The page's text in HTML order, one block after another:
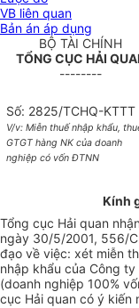
VB liên quan
Bản án áp dụng
BỘ TÀI CHÍNH
TỔNG CỤC HẢI
--------
Số: 2825/TCHQ-KTTT
V/v: Miễn thuế nhập khẩu,
GTGT hàng NK của doanh
nghiệp có vốn ĐTNN
Kính
Tổng cục Hải quan
ngày 30/5/2001, 556/
đạo về việc: xét miễn
nhập khẩu của Công
(doanh nghiệp 100%
cục Hải quan có ý kiến